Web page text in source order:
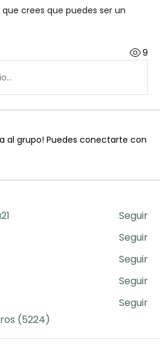
crees que puedes ser un
9
al grupo! Puedes conectarte con
Seguir
Seguir
Seguir
Seguir
Seguir
(5224)